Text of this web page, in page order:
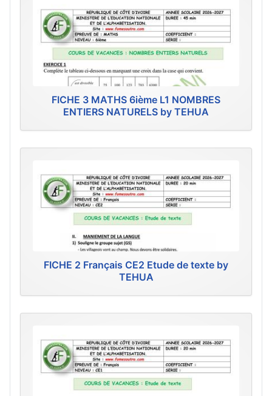
FICHE 3 MATHS 6ième L1 NOMBRES
ENTIERS NATURELS by TEHUA
FICHE 2 Français CE2 Etude de texte by
TEHUA